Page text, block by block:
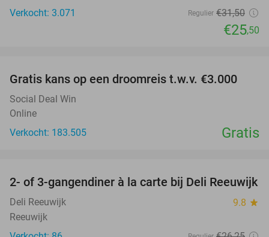
Verkocht: 3.071
Regulier €31,50
€25,50
Gratis kans op een droomreis t.w.v. €3.000
Social Deal Win
Online
Verkocht: 183.505
Gratis
43%
2- of 3-gangendiner à la carte bij Deli Reeuwijk
Deli Reeuwijk 9.8 star
Reeuwijk